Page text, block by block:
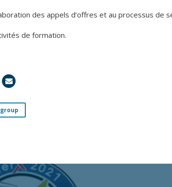
des appels d’offres et au processus de
de formation.